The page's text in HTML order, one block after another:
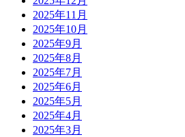
2025年11月
2025年10月
2025年9月
2025年8月
2025年7月
2025年6月
2025年5月
2025年4月
2025年3月